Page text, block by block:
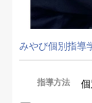
みやび個別指
指導方法